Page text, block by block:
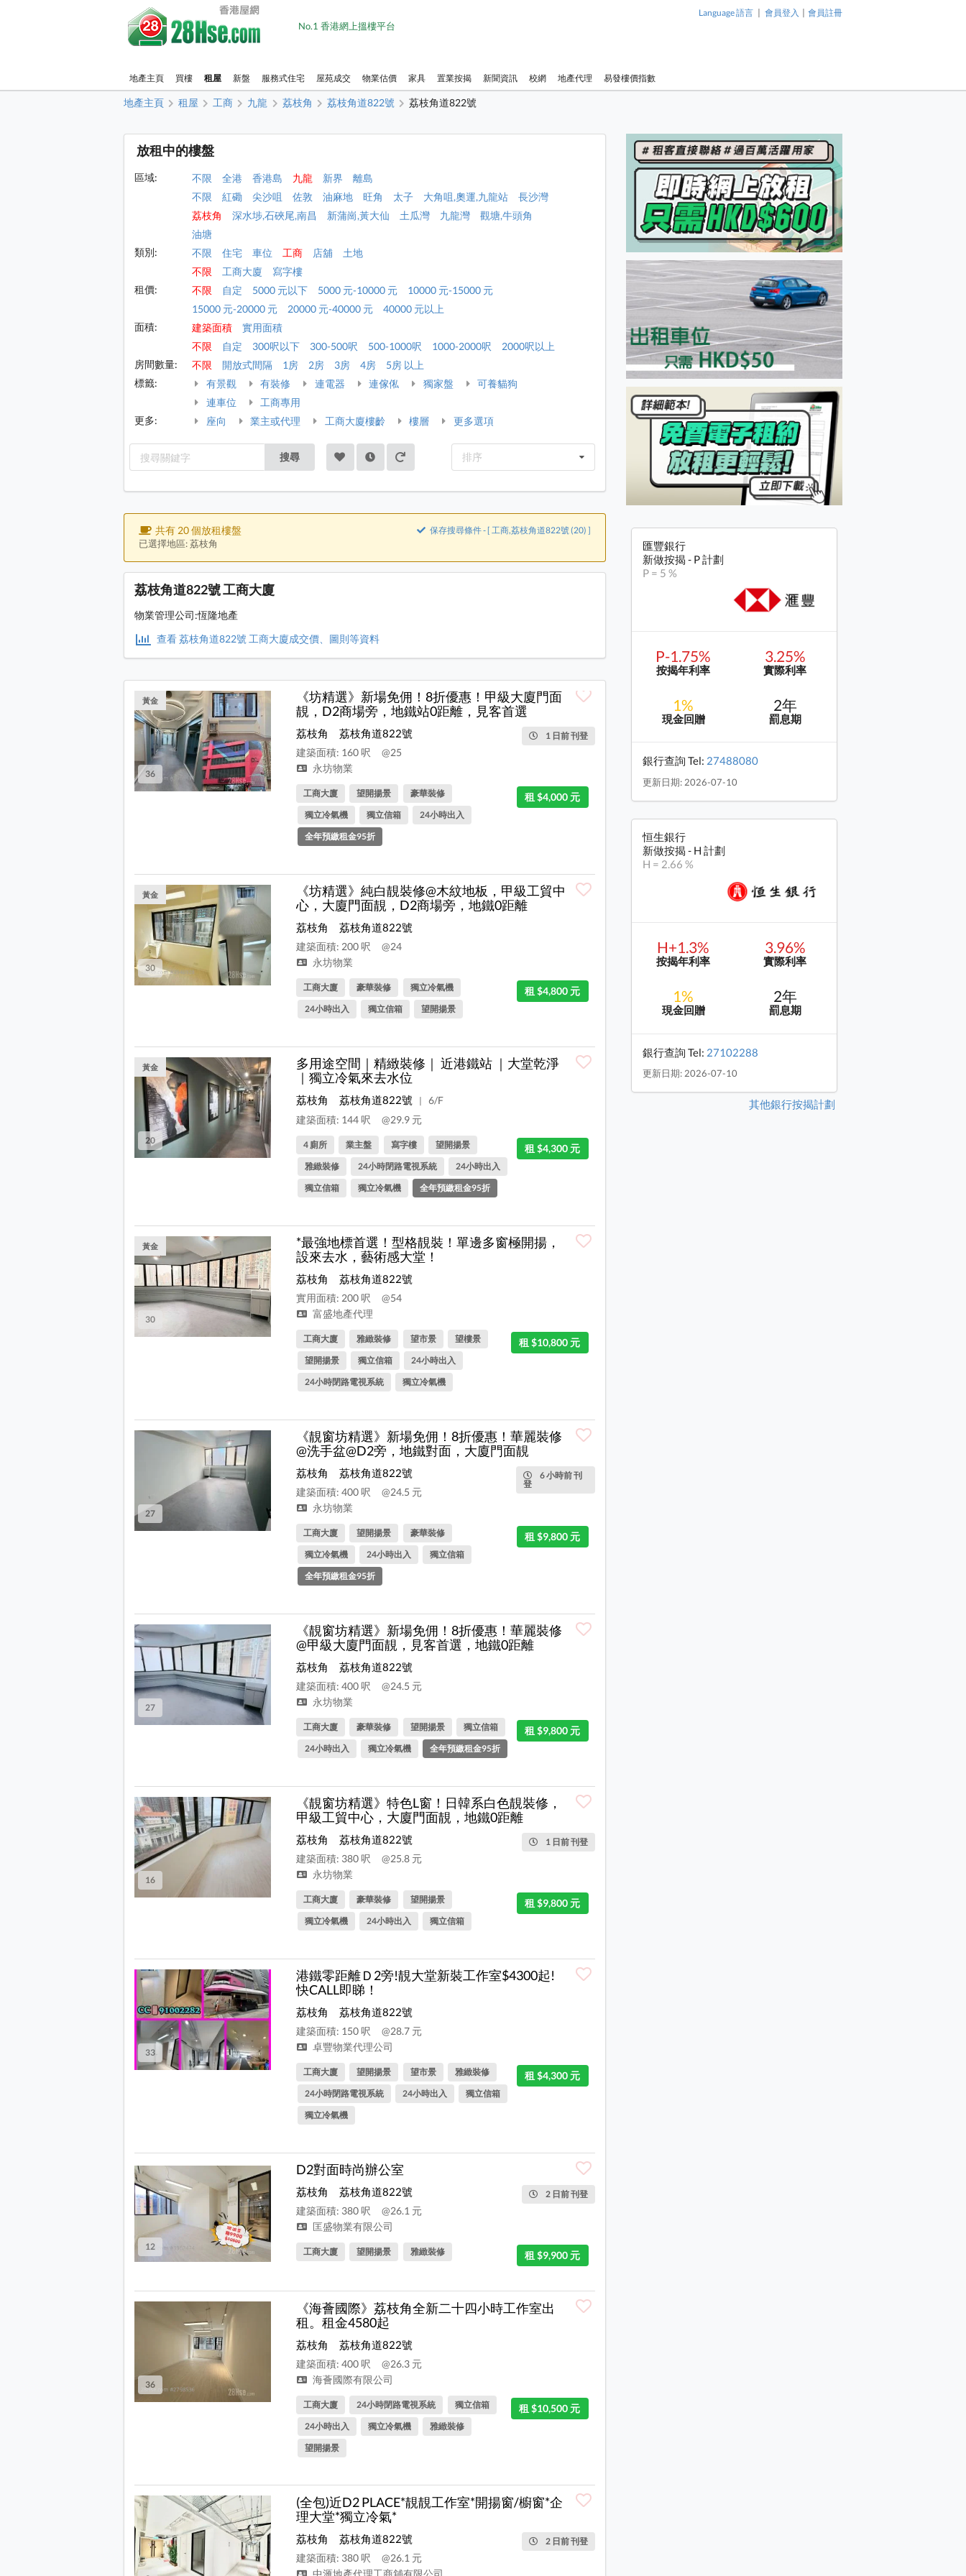
No.1 香港網上搵樓平台
Language 語言 | 會員登入 | 會員註冊
地產主頁 買樓 租屋 新盤 服務式住宅 屋苑成交 物業估價 家具 置業按揭 新聞資訊 校網 地產代理 易發樓價指數
地產主頁 租屋 工商 九龍 荔枝角 荔枝角道822號 荔枝角道822號
放租中的樓盤
區域: 不限 全港 香港島 九龍 新界
離島
不限
紅磡 尖沙咀 佐敦 油麻地 旺角 太子 大角咀,奧運,九龍站
長沙灣
荔枝角
深水埗,石硤尾,南昌 新蒲崗,黃大仙 土瓜灣 九龍灣
觀塘,牛頭角
油塘
類別:
不限 住宅 車位 工商 店舖
土地
不限
工商大廈
寫字樓
租價:
不限 自定 5000 元以下 5000 元-10000 元
10000 元-15000 元
15000 元-20000 元
20000 元-40000 元
40000 元以上
面積:
建築面積
實用面積
不限
自定 300呎以下 300-500呎 500-1000呎 1000-2000呎
2000呎以上
房間數量:
不限 開放式間隔 1房 2房 3房 4房
5房 以上
標籤:
有景觀 有裝修 連電器 連傢俬 獨家盤
可養貓狗
連車位
工商專用
更多:
座向 業主或代理 工商大廈樓齡 樓層 更多選項
搜尋 排序
共有 20 個放租樓盤
已選擇地區: 荔枝角
保存搜尋條件 - [ 工商,荔枝角道822號 (20) ]
荔枝角道822號 工商大廈
物業管理公司:恆隆地產
查看 荔枝角道822號 工商大廈成交價、圖則等資料
36
黃金
《坊精選》新場免佣！8折優惠！甲級大廈門面
靚，D2商場旁，地鐵站0距離，見客首選
1 日前 刊登
荔枝角 荔枝角道822號
建築面積: 160 呎
@25
永坊物業
租 $4,000 元
工商大廈 望開揚景
豪華裝修
獨立冷氣機
獨立信箱
24小時出入
全年預繳租金95折
30
黃金
《坊精選》純白靚裝修@木紋地板，甲級工貿中
心，大廈門面靚，D2商場旁，地鐵0距離
荔枝角 荔枝角道822號
建築面積: 200 呎
@24
永坊物業
租 $4,800 元
工商大廈 豪華裝修
獨立冷氣機
24小時出入
獨立信箱 望開揚景
20
黃金
多用途空間｜精緻裝修｜ 近港鐵站 ｜大堂乾淨
｜獨立冷氣來去水位
荔枝角 荔枝角道822號 |
6/F
建築面積: 144 呎
@29.9 元
租 $4,300 元
4 廁所 業主盤 寫字樓
望開揚景
雅緻裝修
24小時閉路電視系統
24小時出入
獨立信箱
獨立冷氣機 全年預繳租金95折
30
黃金
*最強地標首選！型格靚裝！單邊多窗極開揚，
設來去水，藝術感大堂！
荔枝角 荔枝角道822號
實用面積: 200 呎
@54
富盛地產代理
租 $10,800 元
工商大廈 雅緻裝修 望市景
望樓景
望開揚景
獨立信箱
24小時出入
24小時閉路電視系統
獨立冷氣機
27
《靚窗坊精選》新場免佣！8折優惠！華麗裝修
@洗手盆@D2旁，地鐵對面，大廈門面靚
6 小時前 刊
登
荔枝角 荔枝角道822號
建築面積: 400 呎
@24.5 元
永坊物業
租 $9,800 元
工商大廈 望開揚景
豪華裝修
獨立冷氣機
24小時出入
獨立信箱
全年預繳租金95折
27
《靚窗坊精選》新場免佣！8折優惠！華麗裝修
@甲級大廈門面靚，見客首選，地鐵0距離
荔枝角 荔枝角道822號
建築面積: 400 呎
@24.5 元
永坊物業
租 $9,800 元
工商大廈 豪華裝修 望開揚景
獨立信箱
24小時出入
獨立冷氣機 全年預繳租金95折
16
《靚窗坊精選》特色L窗！日韓系白色靚裝修，
甲級工貿中心，大廈門面靚，地鐵0距離
1 日前 刊登
荔枝角 荔枝角道822號
建築面積: 380 呎
@25.8 元
永坊物業
租 $9,800 元
工商大廈 豪華裝修
望開揚景
獨立冷氣機
24小時出入 獨立信箱
33
港鐵零距離Ｄ2旁!靚大堂新裝工作室$4300起!
快CALL即睇！
荔枝角 荔枝角道822號
建築面積: 150 呎
@28.7 元
卓豐物業代理公司
租 $4,300 元
工商大廈 望開揚景 望市景
雅緻裝修
24小時閉路電視系統
24小時出入
獨立信箱
獨立冷氣機
12
D2對面時尚辦公室
2 日前 刊登
荔枝角 荔枝角道822號
建築面積: 380 呎
@26.1 元
匡盛物業有限公司
租 $9,900 元
工商大廈 望開揚景 雅緻裝修
36
《海薈國際》荔枝角全新二十四小時工作室出
租。租金4580起
荔枝角 荔枝角道822號
建築面積: 400 呎
@26.3 元
海薈國際有限公司
租 $10,500 元
工商大廈 24小時閉路電視系統
獨立信箱
24小時出入
獨立冷氣機
雅緻裝修
望開揚景
(全包)近D2 PLACE*靚靚工作室*開揚窗/櫥窗*企
理大堂*獨立冷氣*
2 日前 刊登
荔枝角 荔枝角道822號
建築面積: 380 呎
@26.1 元
中滙地產代理工商舖有限公司
匯豐銀行
新做按揭 - P 計劃
P = 5 %
P-1.75%
按揭年利率
3.25%
實際利率
1%
現金回贈
2年
罰息期
銀行查詢 Tel: 27488080
更新日期: 2026-07-10
恒生銀行
新做按揭 - H 計劃
H = 2.66 %
H+1.3%
按揭年利率
3.96%
實際利率
1%
現金回贈
2年
罰息期
銀行查詢 Tel: 27102288
更新日期: 2026-07-10
其他銀行按揭計劃